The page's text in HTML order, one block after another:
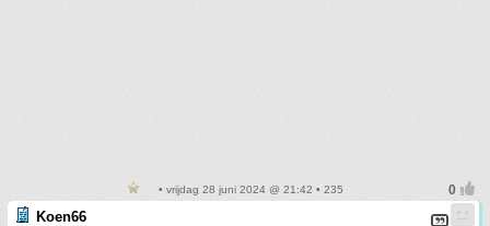
• vrijdag 28 juni 2024 @ 21:42 • 235
Koen66